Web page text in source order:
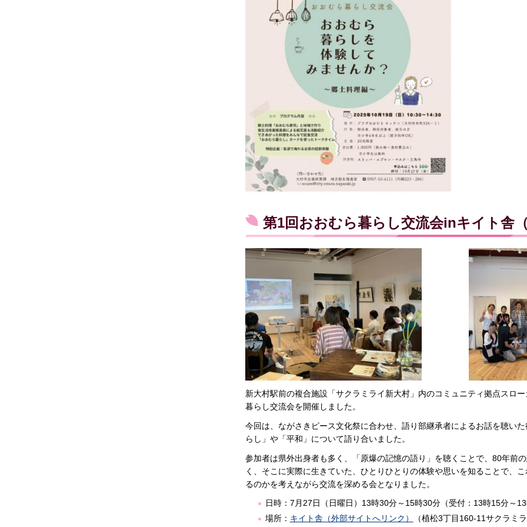
第1回おおむら暮らし交流会inキイト舎
新大村駅前の複合施設「サクラミライ新大村」内のコミュニティ拠点スロ
暮らし交流会を開催しました。
今回は、ながさきピース文化祭に合わせ、語り部継承者によるお話を聴い
らし」や「平和」について語り合いました。
参加者は県外出身者も多く、「原爆の記憶の語り」を聴くことで、80年前
く、そこに実際に生きていた、ひとりひとりの体験や思いを知ることで、
るのかを考えながら交流を深める会となりました。
日時：7月27日（日曜日）13時30分～15時30分（受付：13時15分～
場所： キイト舎（外部サイトへリンク） （植松3丁目160-11サクラミ